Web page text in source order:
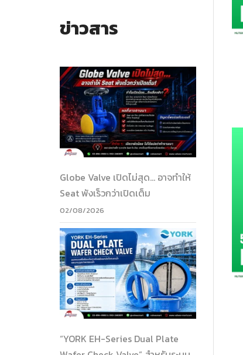
ข่าวสาร
Globe Valve เปิดไม่สุด… อาจทำให้
Seat พังเร็วกว่าเปิดเต็ม
02/08/2026
“YORK EH-Series Dual Plate